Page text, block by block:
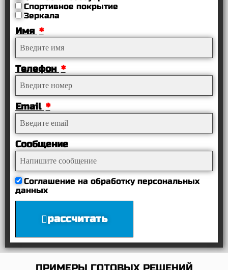
Спортивное покрытие
Зеркала
Имя
Телефон
Email
Сообщение
Соглашение на обработку персональных
данных
рассчитать
ПРИМЕРЫ ГОТОВЫХ РЕШЕНИЙ